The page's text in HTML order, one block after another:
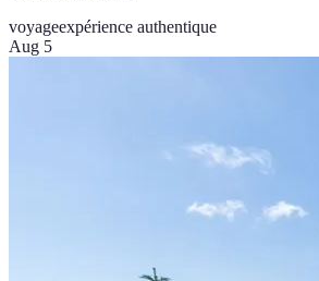
voyageexpérience authentique
Aug 5